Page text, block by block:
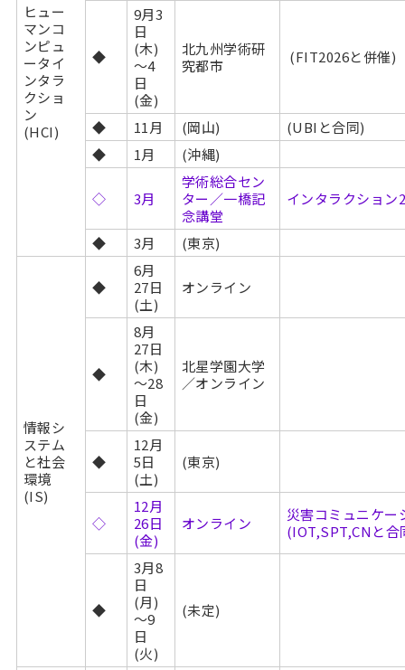
ヒュー
マンコ
ンピュ
ータイ
ンタラ
クショ
ン
(HCI)
◆
9月3
日
(木)
～4
日
(金)
北九州学術研
究都市
(FIT2026と併催)
◆ 11月 (岡山)
(UBIと合同)
◆
1月 (沖縄)
◇ 3月
学術総合セン
ター／一橋記
念講堂
インタラクショ
◆ 3月 (東京)
情報シ
ステム
と社会
環境
(IS)
◆
6月
27日
(土)
オンライン
◆
8月
27日
(木)
～28
日
(金)
北星学園大学
／オンライン
◆
12月
5日
(土)
(東京)
◇
12月
26日
(金)
オンライン
災害コミュニケー
(IOT,SPT,CNと合
◆
3月8
日
(月)
～9
日
(火)
(未定)